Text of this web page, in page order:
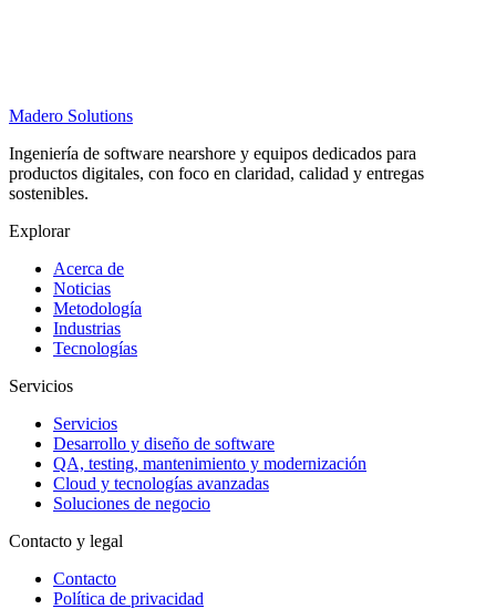
Madero Solutions
Ingeniería de software nearshore y equipos dedicados para
productos digitales, con foco en claridad, calidad y entregas
sostenibles.
Explorar
Acerca de
Noticias
Metodología
Industrias
Tecnologías
Servicios
Servicios
Desarrollo y diseño de software
QA, testing, mantenimiento y modernización
Cloud y tecnologías avanzadas
Soluciones de negocio
Contacto y legal
Contacto
Política de privacidad